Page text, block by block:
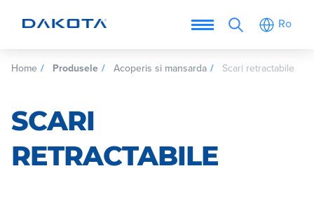
Ro
Home Produsele Acoperis si mansarda Scari retractabile
SCARI
RETRACTABILE